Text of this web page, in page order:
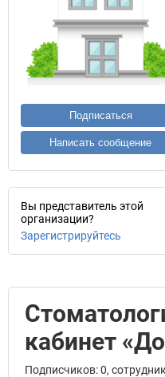
Подписаться
Написать сообщение
Вы представитель этой
организации?
Зарегистрируйтесь
кабинет
Подписчиков: 0,